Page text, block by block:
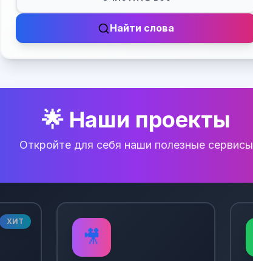
Найти слова
🌟 Наши проекты
Откройте для себя наши полезные сервисы
ХИТ
🎥